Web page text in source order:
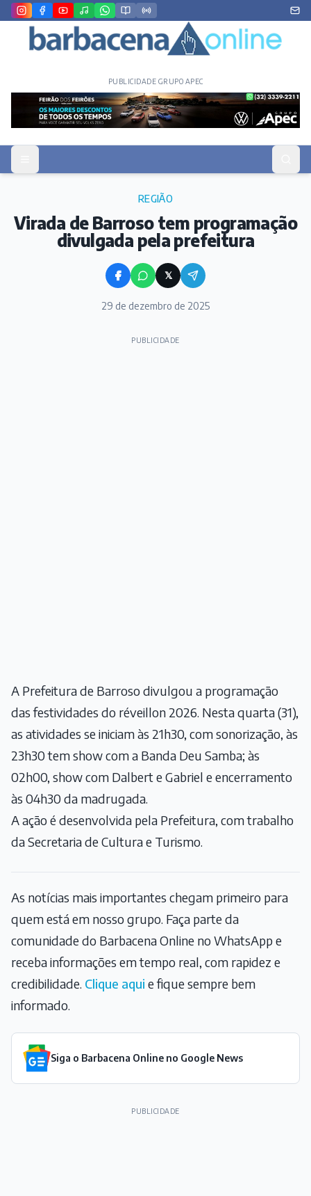
PUBLICIDADE GRUPO APEC
REGIÃO
Virada de Barroso tem programação
divulgada pela prefeitura
𝕏
29 de dezembro de 2025
PUBLICIDADE
A Prefeitura de Barroso divulgou a programação
das festividades do réveillon 2026. Nesta quarta (31),
as atividades se iniciam às 21h30, com sonorização, às
23h30 tem show com a Banda Deu Samba; às
02h00, show com Dalbert e Gabriel e encerramento
às 04h30 da madrugada.
A ação é desenvolvida pela Prefeitura, com trabalho
da Secretaria de Cultura e Turismo.
As notícias mais importantes chegam primeiro para
quem está em nosso grupo. Faça parte da
comunidade do Barbacena Online no WhatsApp e
receba informações em tempo real, com rapidez e
credibilidade. Clique aqui e fique sempre bem
informado.
Siga o Barbacena Online no Google News
PUBLICIDADE